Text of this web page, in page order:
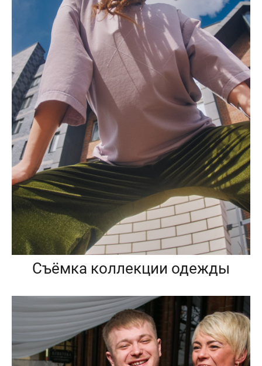
Съёмка коллекции одежды